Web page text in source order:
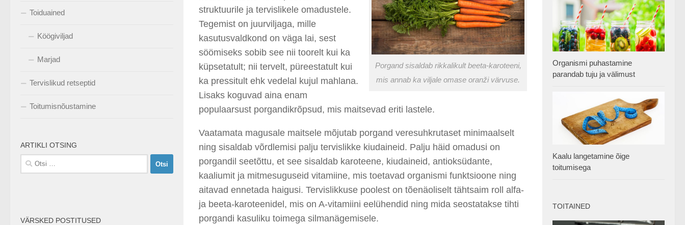
Porgand sisaldab rikkalikult beeta-karoteeni,
mis annab ka viljale omase oranži värvuse.
struktuurile ja tervislikele omadustele.
Tegemist on juurviljaga, mille
kasutusvaldkond on väga lai, sest
söömiseks sobib see nii toorelt kui ka
küpsetatult; nii tervelt, püreestatult kui
ka pressitult ehk vedelal kujul mahlana.
Lisaks koguvad aina enam
populaarsust porgandikrõpsud, mis maitsevad eriti lastele.
Vaatamata magusale maitsele mõjutab porgand veresuhkrutaset minimaalselt
ning sisaldab võrdlemisi palju tervislikke kiudaineid. Palju häid omadusi on
porgandil seetõttu, et see sisaldab karoteene, kiudaineid, antioksüdante,
kaaliumit ja mitmesuguseid vitamiine, mis toetavad organismi funktsioone ning
aitavad ennetada haigusi. Tervislikkuse poolest on tõenäoliselt tähtsaim roll alfa-
ja beeta-karoteenidel, mis on A-vitamiini eelühendid ning mida seostatakse tihti
porgandi kasuliku toimega silmanägemisele.
Toiduained
Köögiviljad
Marjad
Tervislikud retseptid
Toitumisnõustamine
ARTIKLI OTSING
Otsi:
VÄRSKED POSTITUSED
Organismi puhastamine
parandab tuju ja välimust
Kaalu langetamine õige
toitumisega
TOITAINED